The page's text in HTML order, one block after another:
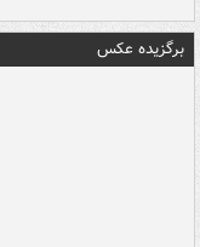
برگزیده عکس